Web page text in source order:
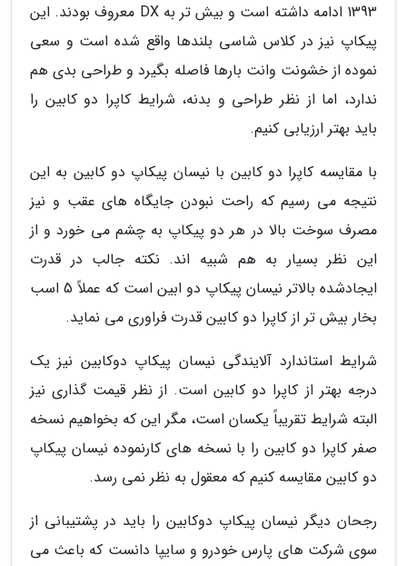
1393 ادامه داشته است و بیش تر به DX معروف بودند. این
پیکاپ نیز در کلاس شاسی بلندها واقع شده است و سعی
نموده از خشونت وانت بارها فاصله بگیرد و طراحی بدی هم
ندارد، اما از نظر طراحی و بدنه، شرایط کاپرا دو کابین را
باید بهتر ارزیابی کنیم.
با مقایسه کاپرا دو کابین با نیسان پیکاپ دو کابین به این
نتیجه می رسیم که راحت نبودن جایگاه های عقب و نیز
مصرف سوخت بالا در هر دو پیکاپ به چشم می خورد و از
این نظر بسیار به هم شبیه اند. نکته جالب در قدرت
ایجادشده بالاتر نیسان پیکاپ دو ابین است که عملاً 5 اسب
بخار بیش تر از کاپرا دو کابین قدرت فراوری می نماید.
شرایط استاندارد آلایندگی نیسان پیکاپ دوکابین نیز یک
درجه بهتر از کاپرا دو کابین است. از نظر قیمت گذاری نیز
البته شرایط تقریباً یکسان است، مگر این که بخواهیم نسخه
صفر کاپرا دو کابین را با نسخه های کارنموده نیسان پیکاپ
دو کابین مقایسه کنیم که معقول به نظر نمی رسد.
رجحان دیگر نیسان پیکاپ دوکابین را باید در پشتیبانی از
سوی شرکت های پارس خودرو و سایپا دانست که باعث می